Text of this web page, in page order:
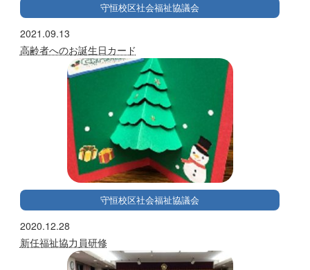
守恒校区社会福祉協議会
2021.09.13
高齢者へのお誕生日カード
守恒校区社会福祉協議会
2020.12.28
新任福祉協力員研修